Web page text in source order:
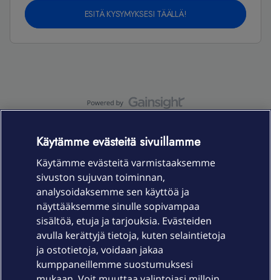
ESITÄ KYSYMYKSESI TÄÄLLÄ!
Laitteet & liittymät
Palvelut
Käytämme evästeitä sivuillamme
Käytämme evästeitä varmistaaksemme
sivuston sujuvan toiminnan,
analysoidaksemme sen käyttöä ja
näyttääksemme sinulle sopivampaa
sisältöä, etuja ja tarjouksia. Evästeiden
avulla kerättyjä tietoja, kuten selaintietoja
ja ostotietoja, voidaan jakaa
kumppaneillemme suostumuksesi